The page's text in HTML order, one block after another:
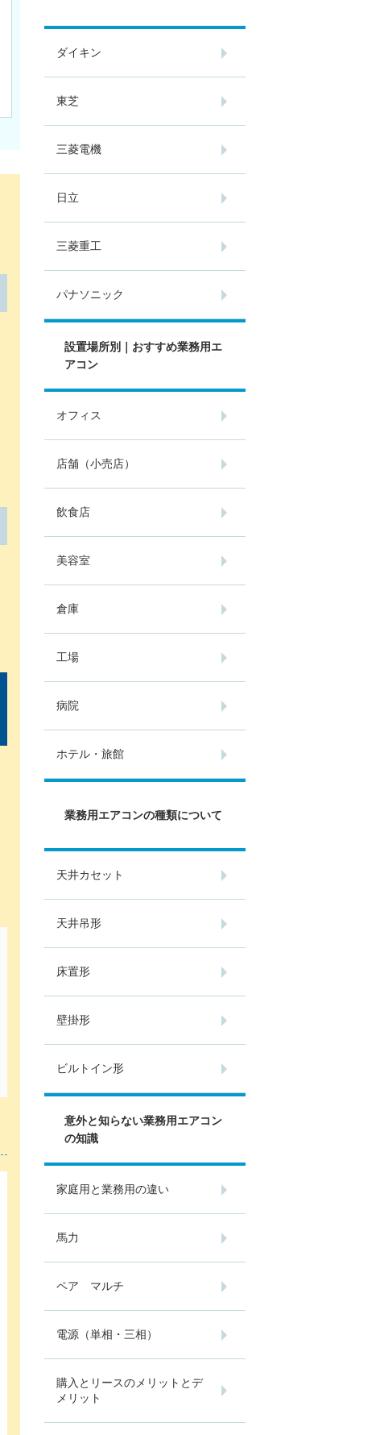
ダイキン
東芝
三菱電機
日立
三菱重工
パナソニック
設置場所別｜おすすめ業務用エ
アコン
オフィス
店舗（小売店）
飲食店
美容室
倉庫
工場
病院
ホテル・旅館
業務用エアコンの種類について
天井カセット
天井吊形
床置形
壁掛形
ビルトイン形
意外と知らない業務用エアコン
の知識
家庭用と業務用の違い
馬力
ペア マルチ
電源（単相・三相）
購入とリースのメリットとデ
メリット